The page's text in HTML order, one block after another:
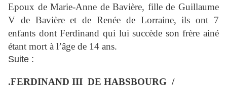
Epoux de Marie-Anne de Bavière, fille de Guillaume
V de Bavière et de Renée de Lorraine, ils ont 7
enfants dont Ferdinand qui lui succède son frère ainé
étant mort à l’âge de 14 ans.
Suite :
.FERDINAND III DE HABSBOURG /